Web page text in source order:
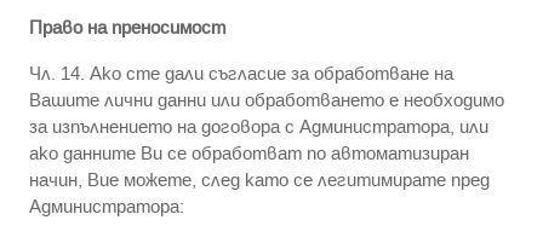
Право на преносимост
Чл. 14. Ако сте дали съгласие за обработване на
Вашите лични данни или обработването е необходимо
за изпълнението на договора с Администратора, или
ако данните Ви се обработват по автоматизиран
начин, Вие можете, след като се легитимирате пред
Администратора: